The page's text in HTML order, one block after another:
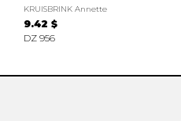
KRUISBRINK Annette
9.42 $
DZ 956